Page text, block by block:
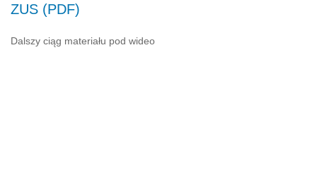
ZUS (PDF)
Dalszy ciąg materiału pod wideo